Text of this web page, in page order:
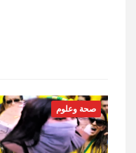
صحة وعلوم